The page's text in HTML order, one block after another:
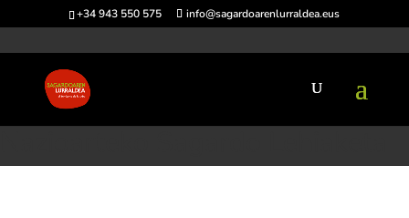
+34 943 550 575 info@sagardoarenlurraldea.eus